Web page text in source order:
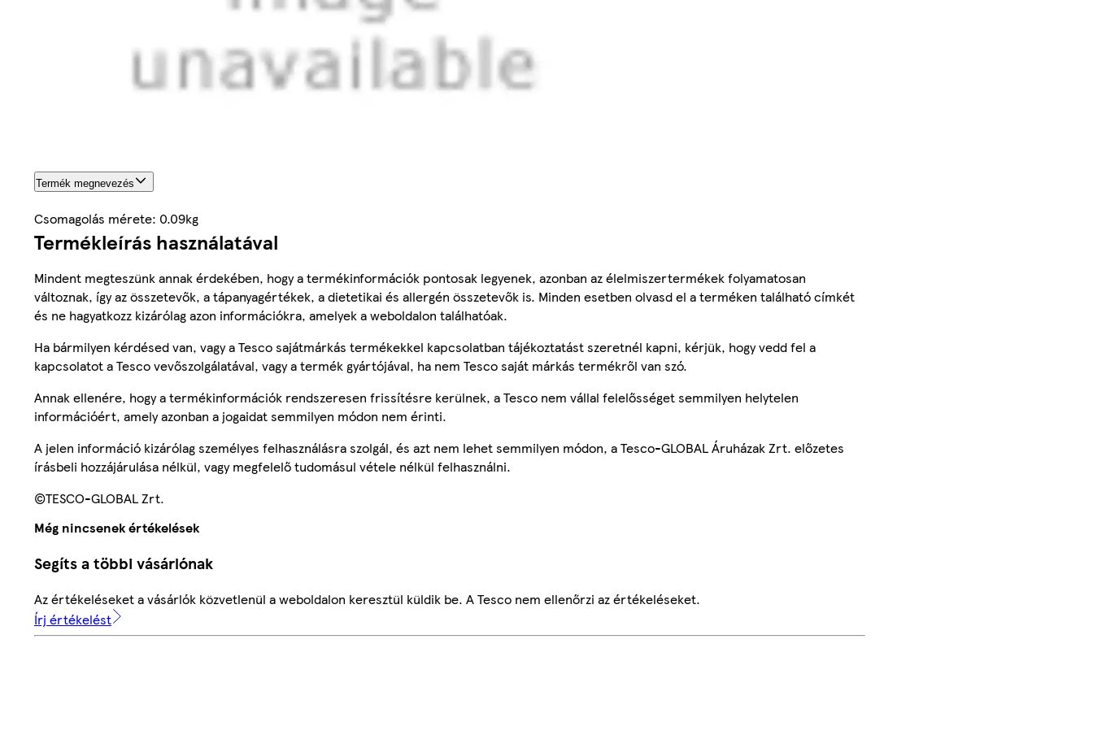
Termék megnevezés
Csomagolás mérete: 0.09kg
Termékleírás használatával
Mindent megteszünk annak érdekében, hogy a termékinformációk pontosak legyenek, azonban az élelmiszertermékek folyamatosan
változnak, így az összetevők, a tápanyagértékek, a dietetikai és allergén összetevők is. Minden esetben olvasd el a terméken található címkét
és ne hagyatkozz kizárólag azon információkra, amelyek a weboldalon találhatóak.
Ha bármilyen kérdésed van, vagy a Tesco sajátmárkás termékekkel kapcsolatban tájékoztatást szeretnél kapni, kérjük, hogy vedd fel a
kapcsolatot a Tesco vevőszolgálatával, vagy a termék gyártójával, ha nem Tesco saját márkás termékről van szó.
Annak ellenére, hogy a termékinformációk rendszeresen frissítésre kerülnek, a Tesco nem vállal felelősséget semmilyen helytelen
információért, amely azonban a jogaidat semmilyen módon nem érinti.
A jelen információ kizárólag személyes felhasználásra szolgál, és azt nem lehet semmilyen módon, a Tesco-GLOBAL Áruházak Zrt. előzetes
írásbeli hozzájárulása nélkül, vagy megfelelő tudomásul vétele nélkül felhasználni.
©TESCO-GLOBAL Zrt.
Még nincsenek értékelések
Segíts a többi vásárlónak
Az értékeléseket a vásárlók közvetlenül a weboldalon keresztül küldik be. A Tesco nem ellenőrzi az értékeléseket.
Írj értékelést